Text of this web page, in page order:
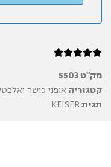





מק"ט5503
קטגוריה אופני כושר
תגיתKEISER